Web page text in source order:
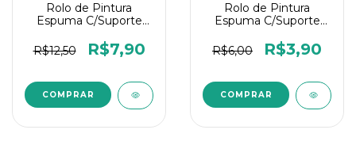
Rolo de Pintura
Espuma C/Suporte
R$12,50
R$7,90
Rolo de Pintura
Espuma C/Suporte
R$6,00
R$3,90